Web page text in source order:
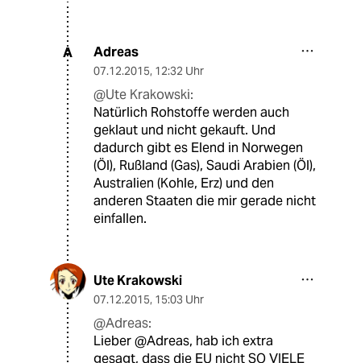
A Adreas
07.12.2015, 12:32 Uhr
@Ute Krakowski:
Natürlich Rohstoffe werden auch
geklaut und nicht gekauft. Und
dadurch gibt es Elend in Norwegen
(Öl), Rußland (Gas), Saudi Arabien (Öl),
Australien (Kohle, Erz) und den
anderen Staaten die mir gerade nicht
einfallen.
Ute Krakowski
07.12.2015, 15:03 Uhr
@Adreas:
Lieber @Adreas, hab ich extra
gesagt, dass die EU nicht SO VIELE